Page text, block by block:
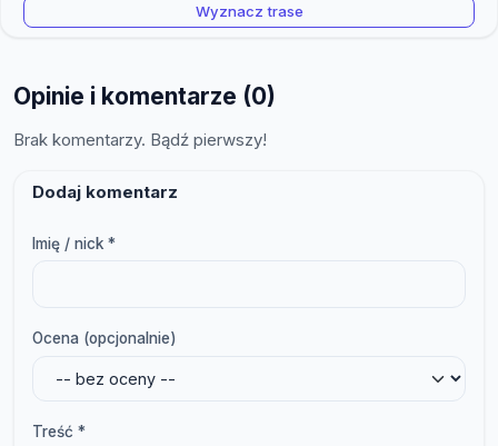
Wyznacz trase
Opinie i komentarze (0)
Brak komentarzy. Bądź pierwszy!
Dodaj komentarz
Imię / nick *
Ocena (opcjonalnie)
Treść *